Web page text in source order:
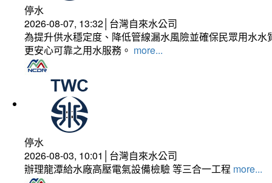
停水
2026-08-07, 13:32│台灣自來水公司
為提升供水穩定度、降低管線漏水風險並確保民眾用水
更安心可靠之用水服務。 more...
停水
2026-08-03, 10:01│台灣自來水公司
辦理龍潭給水廠高壓電氣設備檢驗 等三合一工程 more...